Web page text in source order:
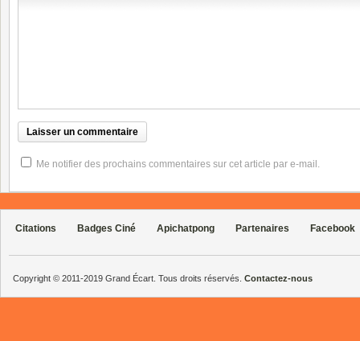
Me notifier des prochains commentaires sur cet article par e-mail.
Citations Badges Ciné Apichatpong Partenaires Facebook
Copyright © 2011-2019 Grand Écart. Tous droits réservés. Contactez-nous